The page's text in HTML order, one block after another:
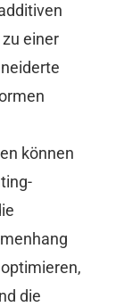
einer
können
die